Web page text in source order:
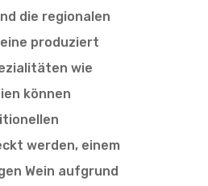
die regionalen
produziert
wie
können
werden, einem
Wein aufgrund